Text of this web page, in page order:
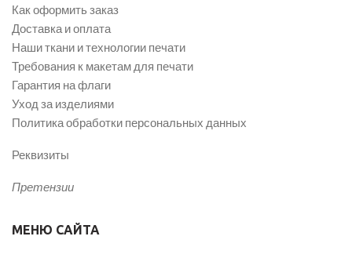
Как оформить заказ
Доставка и оплата
Наши ткани и технологии печати
Требования к макетам для печати
Гарантия на флаги
Уход за изделиями
Политика обработки персональных данных
Реквизиты
Претензии
МЕНЮ САЙТА